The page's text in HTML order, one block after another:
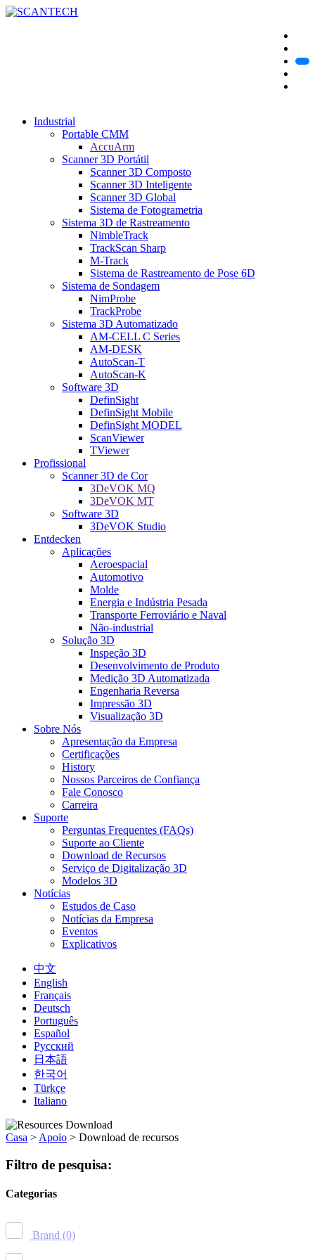
Industrial
Portable CMM
AccuArm
Scanner 3D Portátil
Scanner 3D Composto
Scanner 3D Inteligente
Scanner 3D Global
Sistema de Fotogrametria
Sistema 3D de Rastreamento
NimbleTrack
TrackScan Sharp
M-Track
Sistema de Rastreamento de Pose 6D
Sistema de Sondagem
NimProbe
TrackProbe
Sistema 3D Automatizado
AM-CELL C Series
AM-DESK
AutoScan-T
AutoScan-K
Software 3D
DefinSight
DefinSight Mobile
DefinSight MODEL
ScanViewer
TViewer
Profissional
Scanner 3D de Cor
3DeVOK MQ
3DeVOK MT
Software 3D
3DeVOK Studio
Entdecken
Aplicações
Aeroespacial
Automotivo
Molde
Energia e Indústria Pesada
Transporte Ferroviário e Naval
Não-industrial
Solução 3D
Inspeção 3D
Desenvolvimento de Produto
Medição 3D Automatizada
Engenharia Reversa
Impressão 3D
Visualização 3D
Sobre Nós
Apresentação da Empresa
Certificações
History
Nossos Parceiros de Confiança
Fale Conosco
Carreira
Suporte
Perguntas Frequentes (FAQs)
Suporte ao Cliente
Download de Recursos
Serviço de Digitalização 3D
Modelos 3D
Notícias
Estudos de Caso
Notícias da Empresa
Eventos
Explicativos
中文
English
Français
Deutsch
Português
Español
Русский
日本語
한국어
Türkçe
Italiano
Casa > Apoio > Download de recursos
Filtro de pesquisa:
Categorias
Brand (0)